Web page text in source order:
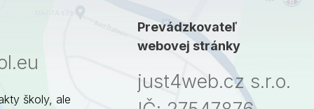
školy, ale
Prevádzkovateľ
webovej stránky
just4web.cz s.r.o.